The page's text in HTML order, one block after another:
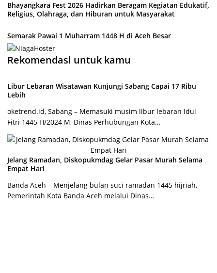
Bhayangkara Fest 2026 Hadirkan Beragam Kegiatan Edukatif,
Religius, Olahraga, dan Hiburan untuk Masyarakat
Semarak Pawai 1 Muharram 1448 H di Aceh Besar
Rekomendasi untuk kamu
Libur Lebaran Wisatawan Kunjungi Sabang Capai 17 Ribu
Lebih
oketrend.id, Sabang – Memasuki musim libur lebaran Idul
Fitri 1445 H/2024 M, Dinas Perhubungan Kota…
Jelang Ramadan, Diskopukmdag Gelar Pasar Murah Selama
Empat Hari
Banda Aceh – Menjelang bulan suci ramadan 1445 hijriah,
Pemerintah Kota Banda Aceh melalui Dinas…